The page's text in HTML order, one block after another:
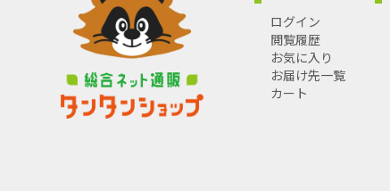
ログイン
閲覧履歴
お気に入り
お届け先一覧
カート